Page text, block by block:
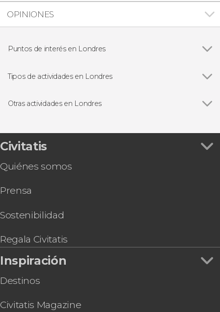
OPINIONES
Puntos de interés en Londres
Palacio de Buckingham
Abadía de Westminster
Catedral de San Pablo
Tower Bridge
Estudios de Harry Potter de Londres
Tipos de actividades en Londres
Free tours en Londres
Autobuses turísticos en Londres
Tarjetas turísticas en Londres
Musicales en Londres
Otras actividades en Londres
Ruta de Harry Potter por el centro de Londres
Visita guiada por el Museo de Historia Natural
Tour por Stamford Bridge, el estadio del Chelsea
Tour del Emirates Stadium
Entradas al Madame Tussauds de Londres
de Buckingham + Crucero por el Támesis
Entradas al Sky Garden a primera hora + Café y
dulce
Civitatis
Quiénes somos
Prensa
Sostenibilidad
Regala Civitatis
Inspiración
Destinos
Civitatis Magazine